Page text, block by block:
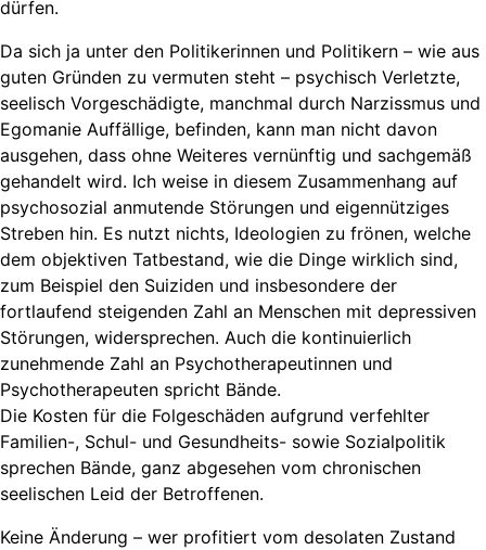
dürfen.
Da sich ja unter den Politikerinnen und Politikern – wie aus
guten Gründen zu vermuten steht – psychisch Verletzte,
seelisch Vorgeschädigte, manchmal durch Narzissmus und
Egomanie Auffällige, befinden, kann man nicht davon
ausgehen, dass ohne Weiteres vernünftig und sachgemäß
gehandelt wird. Ich weise in diesem Zusammenhang auf
psychosozial anmutende Störungen und eigennütziges
Streben hin. Es nutzt nichts, Ideologien zu frönen, welche
dem objektiven Tatbestand, wie die Dinge wirklich sind,
zum Beispiel den Suiziden und insbesondere der
fortlaufend steigenden Zahl an Menschen mit depressiven
Störungen, widersprechen. Auch die kontinuierlich
zunehmende Zahl an Psychotherapeutinnen und
Psychotherapeuten spricht Bände.
Die Kosten für die Folgeschäden aufgrund verfehlter
Familien-, Schul- und Gesundheits- sowie Sozialpolitik
sprechen Bände, ganz abgesehen vom chronischen
seelischen Leid der Betroffenen.
Keine Änderung – wer profitiert vom desolaten Zustand